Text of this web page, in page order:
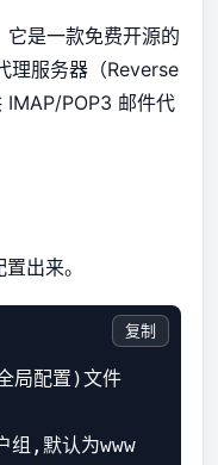
它是一款免费开源的
理服务器（Reverse
IMAP/POP3 邮件代
出来。
配置)文件
,默认为www
复制